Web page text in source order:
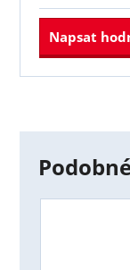
Napsat